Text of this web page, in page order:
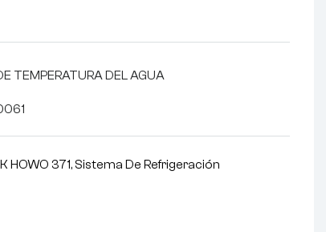
TEMPERATURA DEL AGUA
HOWO 371, Sistema De Refrigeración